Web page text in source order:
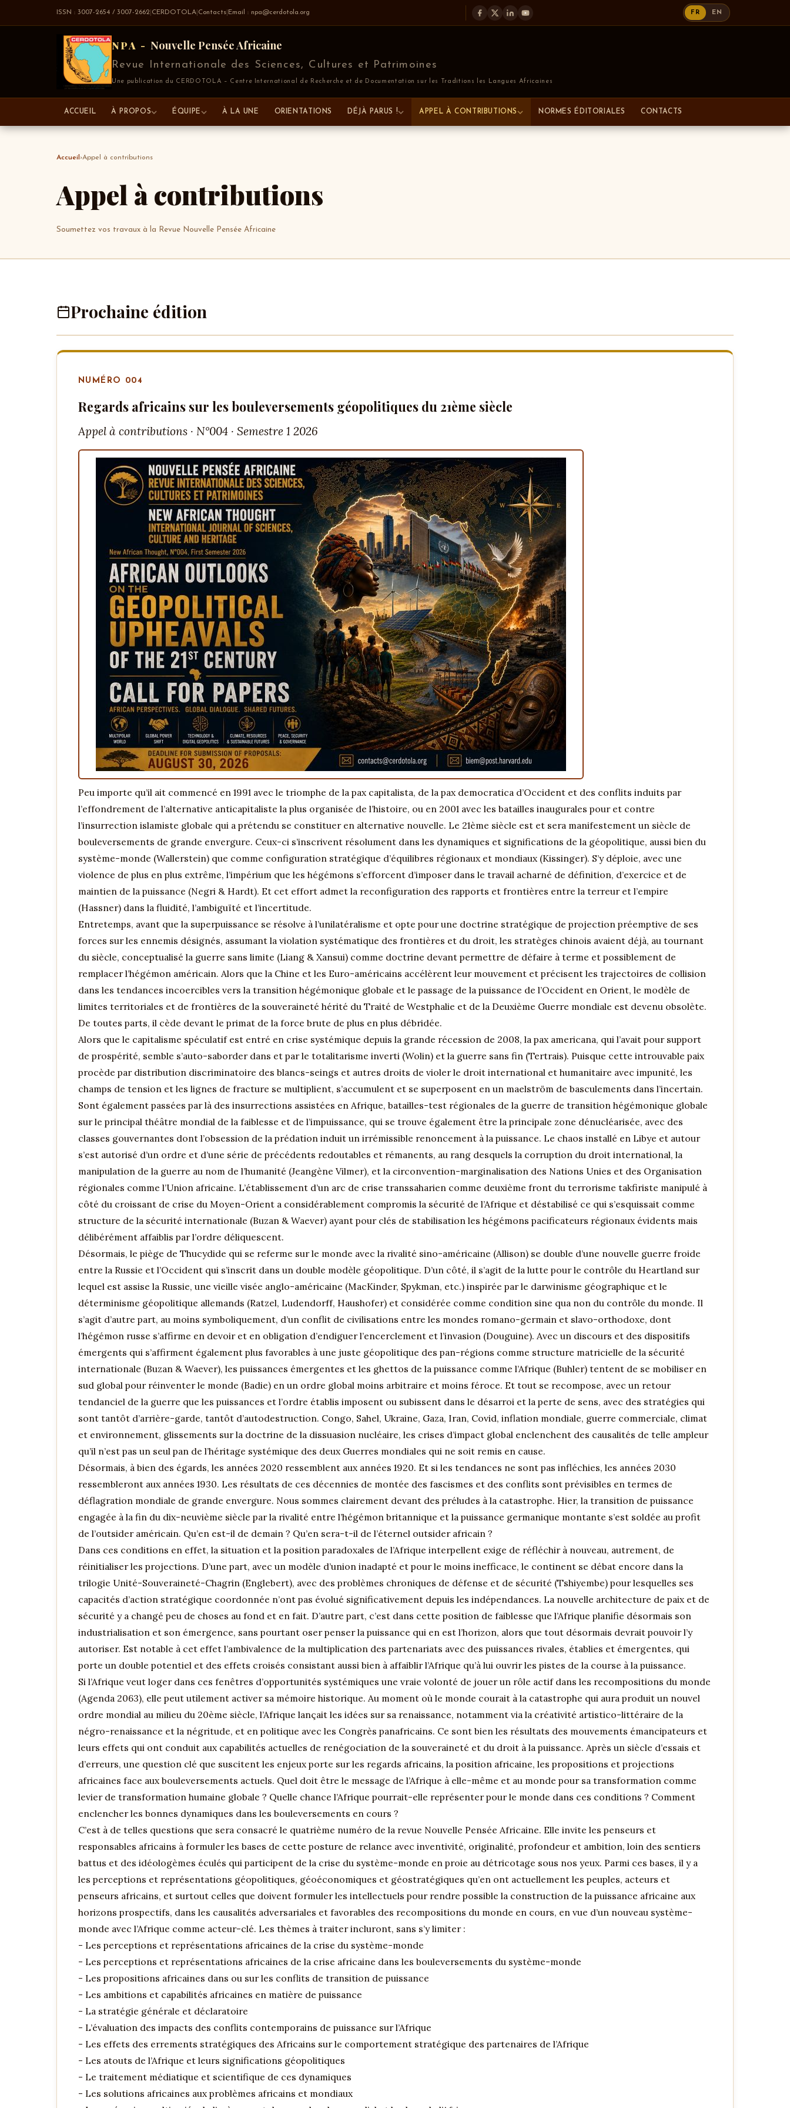
ISSN : 3007-2654 / 3007-2662 CERDOTOLA Contacts Email : npa@cerdotola.org FR EN
NPA -Nouvelle Pensée Africaine
Revue Internationale des Sciences, Cultures et Patrimoines
Une publication du CERDOTOLA – Centre International de Recherche et de Documentation sur les Traditions les Langues Africaines
ACCUEIL À PROPOS ÉQUIPE À LA UNE ORIENTATIONS DÉJÀ PARUS ! APPEL À CONTRIBUTIONS NORMES ÉDITORIALES CONTACTS
Accueil ›Appel à contributions
Appel à contributions
Soumettez vos travaux à la Revue Nouvelle Pensée Africaine
Prochaine édition
NUMÉRO 004
Regards africains sur les bouleversements géopolitiques du 21ème siècle
Appel à contributions · N°004 · Semestre 1 2026
Peu importe qu’il ait commencé en 1991 avec le triomphe de la pax capitalista, de la pax democratica d’Occident et des conflits induits par
l’effondrement de l’alternative anticapitaliste la plus organisée de l’histoire, ou en 2001 avec les batailles inaugurales pour et contre
l’insurrection islamiste globale qui a prétendu se constituer en alternative nouvelle. Le 21ème siècle est et sera manifestement un siècle de
bouleversements de grande envergure. Ceux-ci s’inscrivent résolument dans les dynamiques et significations de la géopolitique, aussi bien du
système-monde (Wallerstein) que comme configuration stratégique d’équilibres régionaux et mondiaux (Kissinger). S’y déploie, avec une
violence de plus en plus extrême, l’impérium que les hégémons s’efforcent d’imposer dans le travail acharné de définition, d’exercice et de
maintien de la puissance (Negri & Hardt). Et cet effort admet la reconfiguration des rapports et frontières entre la terreur et l’empire
(Hassner) dans la fluidité, l’ambiguïté et l’incertitude.
Entretemps, avant que la superpuissance se résolve à l’unilatéralisme et opte pour une doctrine stratégique de projection préemptive de ses
forces sur les ennemis désignés, assumant la violation systématique des frontières et du droit, les stratèges chinois avaient déjà, au tournant
du siècle, conceptualisé la guerre sans limite (Liang & Xansui) comme doctrine devant permettre de défaire à terme et possiblement de
remplacer l’hégémon américain. Alors que la Chine et les Euro-américains accélèrent leur mouvement et précisent les trajectoires de collision
dans les tendances incoercibles vers la transition hégémonique globale et le passage de la puissance de l’Occident en Orient, le modèle de
limites territoriales et de frontières de la souveraineté hérité du Traité de Westphalie et de la Deuxième Guerre mondiale est devenu obsolète.
De toutes parts, il cède devant le primat de la force brute de plus en plus débridée.
Alors que le capitalisme spéculatif est entré en crise systémique depuis la grande récession de 2008, la pax americana, qui l’avait pour support
de prospérité, semble s’auto-saborder dans et par le totalitarisme inverti (Wolin) et la guerre sans fin (Tertrais). Puisque cette introuvable paix
procède par distribution discriminatoire des blancs-seings et autres droits de violer le droit international et humanitaire avec impunité, les
champs de tension et les lignes de fracture se multiplient, s’accumulent et se superposent en un maelström de basculements dans l’incertain.
Sont également passées par là des insurrections assistées en Afrique, batailles-test régionales de la guerre de transition hégémonique globale
sur le principal théâtre mondial de la faiblesse et de l’impuissance, qui se trouve également être la principale zone dénucléarisée, avec des
classes gouvernantes dont l’obsession de la prédation induit un irrémissible renoncement à la puissance. Le chaos installé en Libye et autour
s’est autorisé d’un ordre et d’une série de précédents redoutables et rémanents, au rang desquels la corruption du droit international, la
manipulation de la guerre au nom de l’humanité (Jeangène Vilmer), et la circonvention-marginalisation des Nations Unies et des Organisation
régionales comme l’Union africaine. L’établissement d’un arc de crise transsaharien comme deuxième front du terrorisme takfiriste manipulé à
côté du croissant de crise du Moyen-Orient a considérablement compromis la sécurité de l’Afrique et déstabilisé ce qui s’esquissait comme
structure de la sécurité internationale (Buzan & Waever) ayant pour clés de stabilisation les hégémons pacificateurs régionaux évidents mais
délibérément affaiblis par l’ordre déliquescent.
Désormais, le piège de Thucydide qui se referme sur le monde avec la rivalité sino-américaine (Allison) se double d’une nouvelle guerre froide
entre la Russie et l’Occident qui s’inscrit dans un double modèle géopolitique. D’un côté, il s’agit de la lutte pour le contrôle du Heartland sur
lequel est assise la Russie, une vieille visée anglo-américaine (MacKinder, Spykman, etc.) inspirée par le darwinisme géographique et le
déterminisme géopolitique allemands (Ratzel, Ludendorff, Haushofer) et considérée comme condition sine qua non du contrôle du monde. Il
s’agit d’autre part, au moins symboliquement, d’un conflit de civilisations entre les mondes romano-germain et slavo-orthodoxe, dont
l’hégémon russe s’affirme en devoir et en obligation d’endiguer l’encerclement et l’invasion (Douguine). Avec un discours et des dispositifs
émergents qui s’affirment également plus favorables à une juste géopolitique des pan-régions comme structure matricielle de la sécurité
internationale (Buzan & Waever), les puissances émergentes et les ghettos de la puissance comme l’Afrique (Buhler) tentent de se mobiliser en
sud global pour réinventer le monde (Badie) en un ordre global moins arbitraire et moins féroce. Et tout se recompose, avec un retour
tendanciel de la guerre que les puissances et l’ordre établis imposent ou subissent dans le désarroi et la perte de sens, avec des stratégies qui
sont tantôt d’arrière-garde, tantôt d’autodestruction. Congo, Sahel, Ukraine, Gaza, Iran, Covid, inflation mondiale, guerre commerciale, climat
et environnement, glissements sur la doctrine de la dissuasion nucléaire, les crises d’impact global enclenchent des causalités de telle ampleur
qu’il n’est pas un seul pan de l’héritage systémique des deux Guerres mondiales qui ne soit remis en cause.
Désormais, à bien des égards, les années 2020 ressemblent aux années 1920. Et si les tendances ne sont pas infléchies, les années 2030
ressembleront aux années 1930. Les résultats de ces décennies de montée des fascismes et des conflits sont prévisibles en termes de
déflagration mondiale de grande envergure. Nous sommes clairement devant des préludes à la catastrophe. Hier, la transition de puissance
engagée à la fin du dix-neuvième siècle par la rivalité entre l’hégémon britannique et la puissance germanique montante s’est soldée au profit
de l’outsider américain. Qu’en est-il de demain ? Qu’en sera-t-il de l’éternel outsider africain ?
Dans ces conditions en effet, la situation et la position paradoxales de l’Afrique interpellent exige de réfléchir à nouveau, autrement, de
réinitialiser les projections. D’une part, avec un modèle d’union inadapté et pour le moins inefficace, le continent se débat encore dans la
trilogie Unité-Souveraineté-Chagrin (Englebert), avec des problèmes chroniques de défense et de sécurité (Tshiyembe) pour lesquelles ses
capacités d’action stratégique coordonnée n’ont pas évolué significativement depuis les indépendances. La nouvelle architecture de paix et de
sécurité y a changé peu de choses au fond et en fait. D’autre part, c’est dans cette position de faiblesse que l’Afrique planifie désormais son
industrialisation et son émergence, sans pourtant oser penser la puissance qui en est l’horizon, alors que tout désormais devrait pouvoir l’y
autoriser. Est notable à cet effet l’ambivalence de la multiplication des partenariats avec des puissances rivales, établies et émergentes, qui
porte un double potentiel et des effets croisés consistant aussi bien à affaiblir l’Afrique qu’à lui ouvrir les pistes de la course à la puissance.
Si l’Afrique veut loger dans ces fenêtres d’opportunités systémiques une vraie volonté de jouer un rôle actif dans les recompositions du monde
(Agenda 2063), elle peut utilement activer sa mémoire historique. Au moment où le monde courait à la catastrophe qui aura produit un nouvel
ordre mondial au milieu du 20ème siècle, l’Afrique lançait les idées sur sa renaissance, notamment via la créativité artistico-littéraire de la
négro-renaissance et la négritude, et en politique avec les Congrès panafricains. Ce sont bien les résultats des mouvements émancipateurs et
leurs effets qui ont conduit aux capabilités actuelles de renégociation de la souveraineté et du droit à la puissance. Après un siècle d’essais et
d’erreurs, une question clé que suscitent les enjeux porte sur les regards africains, la position africaine, les propositions et projections
africaines face aux bouleversements actuels. Quel doit être le message de l’Afrique à elle-même et au monde pour sa transformation comme
levier de transformation humaine globale ? Quelle chance l’Afrique pourrait-elle représenter pour le monde dans ces conditions ? Comment
enclencher les bonnes dynamiques dans les bouleversements en cours ?
C’est à de telles questions que sera consacré le quatrième numéro de la revue Nouvelle Pensée Africaine. Elle invite les penseurs et
responsables africains à formuler les bases de cette posture de relance avec inventivité, originalité, profondeur et ambition, loin des sentiers
battus et des idéologèmes éculés qui participent de la crise du système-monde en proie au détricotage sous nos yeux. Parmi ces bases, il y a
les perceptions et représentations géopolitiques, géoéconomiques et géostratégiques qu’en ont actuellement les peuples, acteurs et
penseurs africains, et surtout celles que doivent formuler les intellectuels pour rendre possible la construction de la puissance africaine aux
horizons prospectifs, dans les causalités adversariales et favorables des recompositions du monde en cours, en vue d’un nouveau système-
monde avec l’Afrique comme acteur-clé. Les thèmes à traiter incluront, sans s’y limiter :
- Les perceptions et représentations africaines de la crise du système-monde
- Les perceptions et représentations africaines de la crise africaine dans les bouleversements du système-monde
- Les propositions africaines dans ou sur les conflits de transition de puissance
- Les ambitions et capabilités africaines en matière de puissance
- La stratégie générale et déclaratoire
- L’évaluation des impacts des conflits contemporains de puissance sur l’Afrique
- Les effets des errements stratégiques des Africains sur le comportement stratégique des partenaires de l’Afrique
- Les atouts de l’Afrique et leurs significations géopolitiques
- Le traitement médiatique et scientifique de ces dynamiques
- Les solutions africaines aux problèmes africains et mondiaux